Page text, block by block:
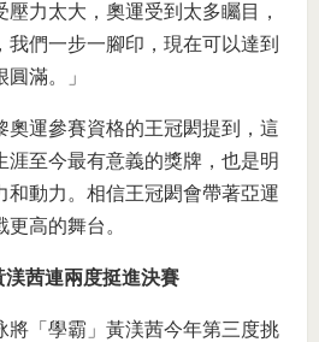
力太大，奧運受到太多矚目，
們一步一腳印，現在可以達到
滿。」
奧運參賽資格的王冠閎提到，這
涯至今最有意義的獎牌，也是明
和動力。相信王冠閎會帶著亞運
高的舞台。
茜連兩度挺進決賽
將「學霸」黃渼茜今年第三度挑